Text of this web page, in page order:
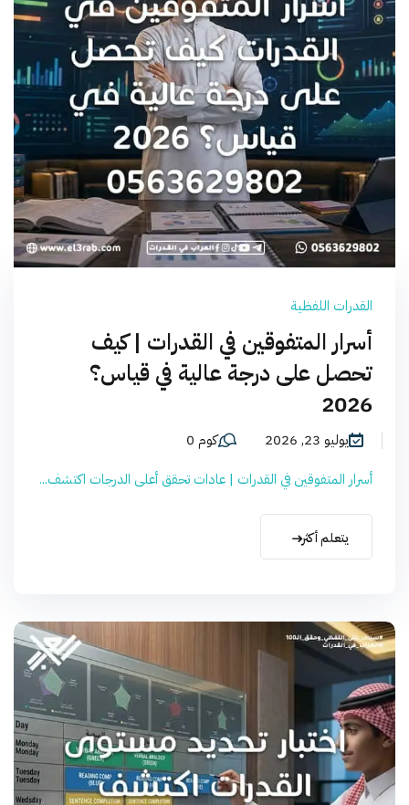
القدرات اللفظية
أسرار المتفوقين في القدرات | كيف
تحصل على درجة عالية في قياس؟
2026
يوليو 23, 2026
كوم 0
أسرار المتفوقين في القدرات | عادات تحقق أعلى الدرجات اكتشف...
يتعلم أكثر